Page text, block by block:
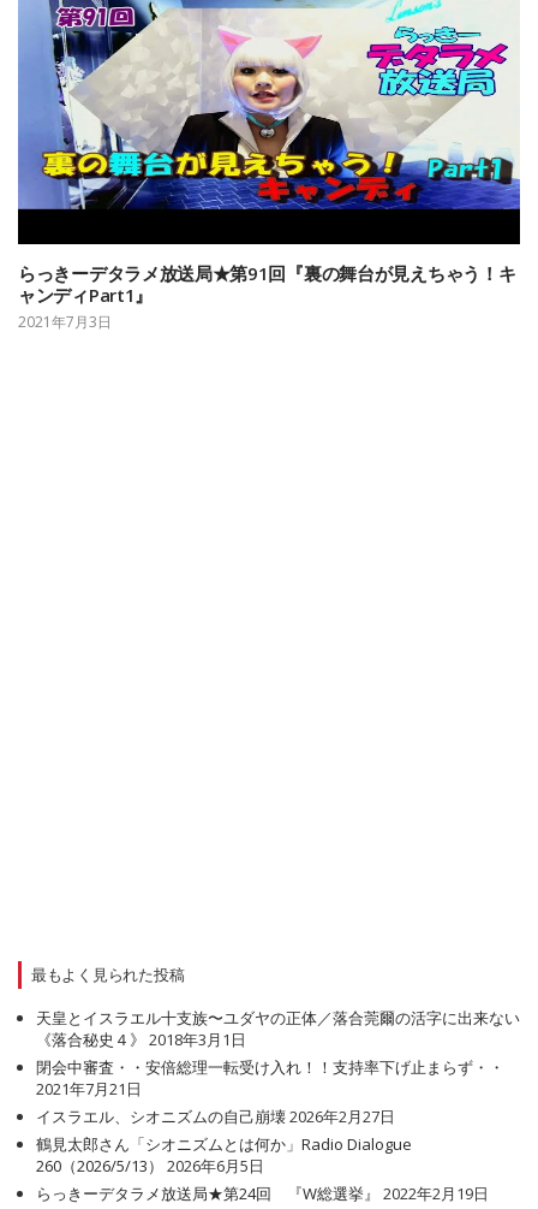
らっきーデタラメ放送局★第91回『裏の舞台が見えちゃう！キ
ャンディPart1』
2021年7月3日
最もよく見られた投稿
天皇とイスラエル十支族〜ユダヤの正体／落合莞爾の活字に出来ない
《落合秘史４》 2018年3月1日
閉会中審査・・安倍総理一転受け入れ！！支持率下げ止まらず・・
2021年7月21日
イスラエル、シオニズムの自己崩壊2026年2月27日
鶴見太郎さん「シオニズムとは何か」Radio Dialogue
260（2026/5/13）
2026年6月5日
らっきーデタラメ放送局★第24回 『W総選挙』
2022年2月19日